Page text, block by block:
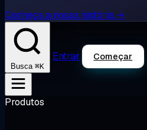
Conheça a nossa história →
Busca ⌘K
Entrar Começar
Produtos